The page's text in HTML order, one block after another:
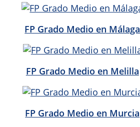
FP Grado Medio en Málaga
FP Grado Medio en Melilla
FP Grado Medio en Murcia